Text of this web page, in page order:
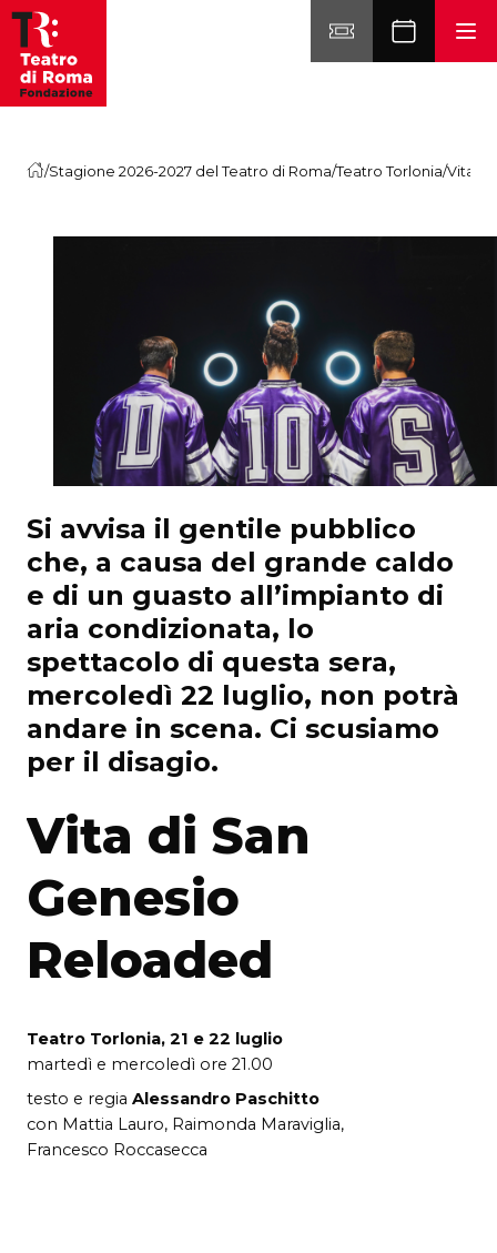
Vai al contenuto
/Stagione 2026-2027 del Teatro di Roma/Teatro Torlonia/Vita di
Si avvisa il gentile pubblico
che, a causa del grande caldo
e di un guasto all’impianto di
aria condizionata, lo
spettacolo di questa sera,
mercoledì 22 luglio, non potrà
andare in scena. Ci scusiamo
per il disagio.
Vita di San
Genesio
Reloaded
Teatro Torlonia, 21 e 22 luglio
martedì e mercoledì ore 21.00
testo e regia Alessandro Paschitto
con Mattia Lauro, Raimonda Maraviglia,
Francesco Roccasecca